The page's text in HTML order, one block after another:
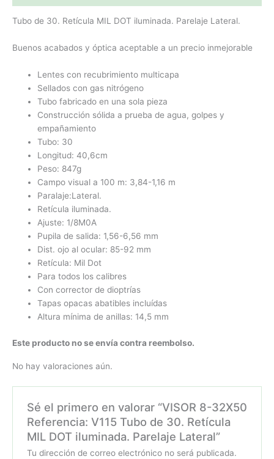
MIL
DOT
Parelaje
cantidad
Tubo de 30. Retícula MIL DOT iluminada. Parelaje Lateral.
Buenos acabados y óptica aceptable a un precio inmejorable
Lentes con recubrimiento multicapa
Sellados con gas nitrógeno
Tubo fabricado en una sola pieza
Construcción sólida a prueba de agua, golpes y
empañamiento
Tubo: 30
Longitud: 40,6cm
Peso: 847g
Campo visual a 100 m: 3,84-1,16 m
Paralaje:Lateral.
Retícula iluminada.
Ajuste: 1/8M0A
Pupila de salida: 1,56-6,56 mm
Dist. ojo al ocular: 85-92 mm
Retícula: Mil Dot
Para todos los calibres
Con corrector de dioptrías
Tapas opacas abatibles incluídas
Altura mínima de anillas: 14,5 mm
Este producto no se envía contra reembolso.
No hay valoraciones aún.
Sé el primero en valorar “VISOR 8-32X50
Referencia: V115 Tubo de 30. Retícula
MIL DOT iluminada. Parelaje Lateral”
Tu dirección de correo electrónico no será publicada.